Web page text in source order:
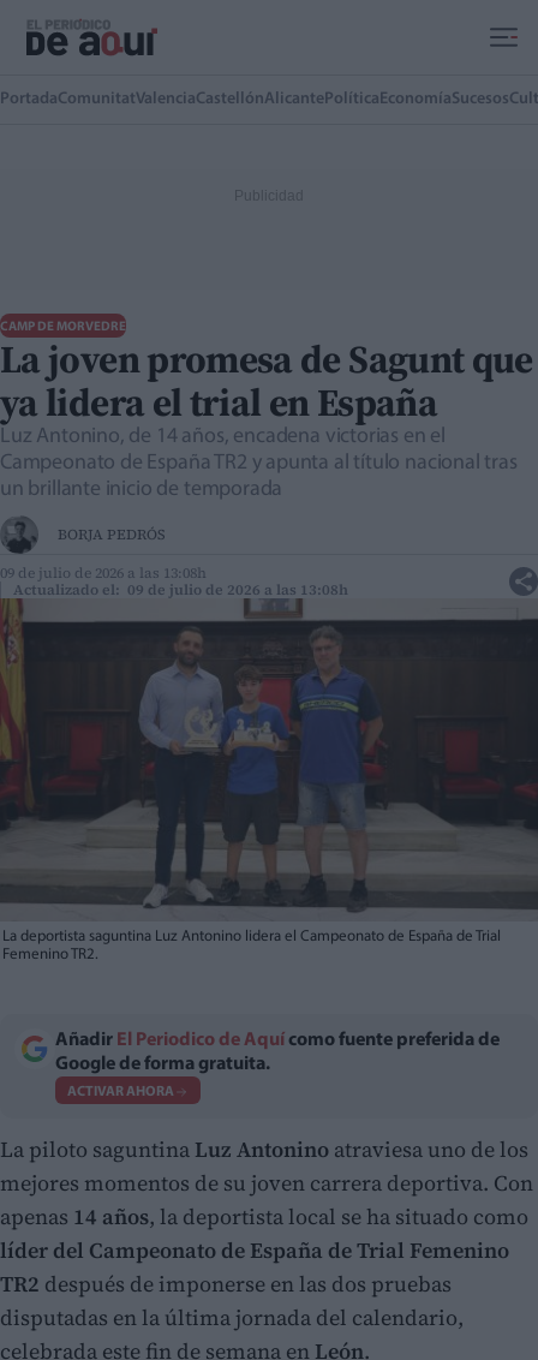
PortadaComunitatValenciaCastellónAlicante Política EconomíaSucesos
CAMP DE MORVEDRE
La joven promesa de Sagunt que
ya lidera el trial en España
Luz Antonino, de 14 años, encadena victorias en el
Campeonato de España TR2 y apunta al título nacional tras
un brillante inicio de temporada
BORJA PEDRÓS
09 de julio de 2026 a las 13:08h
Actualizado el: 09 de julio de 2026 a las 13:08h
La deportista saguntina Luz Antonino lidera el Campeonato de España de Trial
Femenino TR2.
Añadir El Periodico de Aquí como fuente preferida de
Google de forma gratuita.
ACTIVAR AHORA
La piloto saguntina Luz Antonino atraviesa uno de los
mejores momentos de su joven carrera deportiva. Con
apenas 14 años, la deportista local se ha situado como
líder del Campeonato de España de Trial Femenino
TR2 después de imponerse en las dos pruebas
disputadas en la última jornada del calendario,
celebrada este fin de semana en León.